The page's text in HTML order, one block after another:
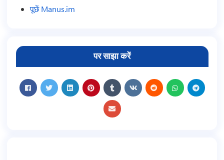
पूछें Manus.im
पर साझा करें